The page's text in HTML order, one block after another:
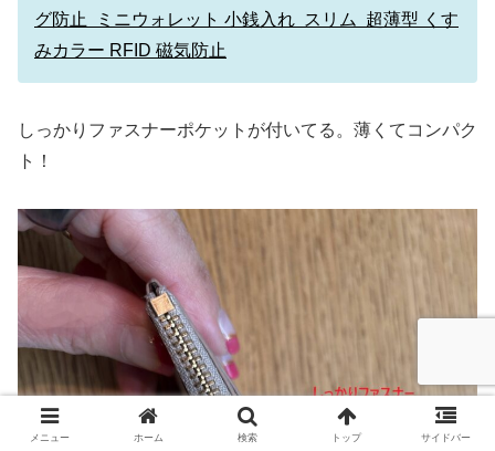
グ防止 ミニウォレット 小銭入れ スリム 超薄型 くす
みカラー RFID 磁気防止
しっかりファスナーポケットが付いてる。薄くてコンパク
ト！
メニュー ホーム 検索 トップ サイドバー